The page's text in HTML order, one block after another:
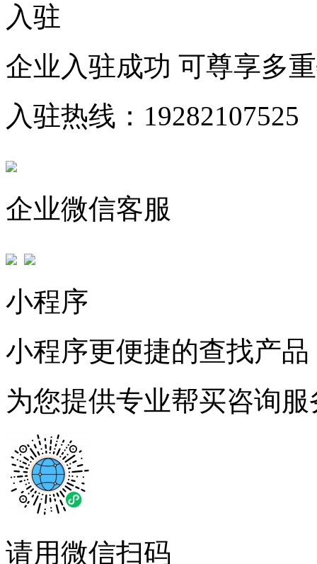
入驻
企业入驻成功 可尊享多
入驻热线：19282107525
企业微信客服
小程序
小程序更便捷的查找产品
为您提供专业帮买咨询服
请用微信扫码